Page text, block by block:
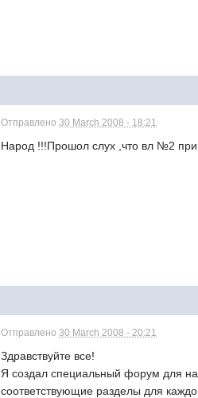
Отправлено30 March 2008 - 18:21
Народ !!!Прошол слух ,что вл №2
Отправлено30 March 2008 - 20:21
Здравствуйте все!
Я создал специальный форум для
соответствующие разделы для